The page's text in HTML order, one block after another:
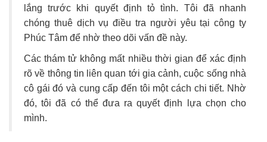
lắng trước khi quyết định tỏ tình. Tôi đã nhanh
chóng thuê dịch vụ điều tra người yêu tại công ty
Phúc Tâm để nhờ theo dõi vấn đề này.
Các thám tử không mất nhiều thời gian để xác định
rõ về thông tin liên quan tới gia cảnh, cuộc sống nhà
cô gái đó và cung cấp đến tôi một cách chi tiết. Nhờ
đó, tôi đã có thể đưa ra quyết định lựa chọn cho
mình.